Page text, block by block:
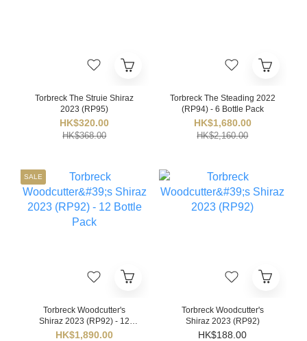
Torbreck The Struie Shiraz
2023 (RP95)
HK$320.00
HK$368.00
Torbreck The Steading 2022
(RP94) - 6 Bottle Pack
HK$1,680.00
HK$2,160.00
SALE
Torbreck Woodcutter's
Shiraz 2023 (RP92) - 12
Bottle Pack
HK$1,890.00
Torbreck Woodcutter's
Shiraz 2023 (RP92)
HK$188.00